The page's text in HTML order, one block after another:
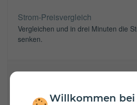
Willkommen bei
Strom-Preisvergleich
Vergleichen und in drei Minuten die
senken.